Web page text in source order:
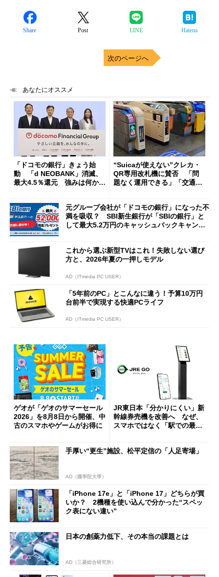
Share Post LINE Hatena
次のページへ
あなたにオススメ
「ドコモの銀行」きょう始
動 「d NEOBANK」消滅、
最大4.5％還元 強みは何か解
“Suicaが使えない”クレカ・
QR専用改札機に賛否 「問
題なく運用できる」「交通系I
元グループ会社が「ドコモの銀行」になった不
満を吸収？ SBI新生銀行が「SBIの銀行」と
して最大5.2万円のキャッシュバックキャンペ
これから選ぶ新型TVはこれ！失敗しない選び
方と、2026年夏の一押しモデル
AD（ITmedia PC USER）
「5年前のPC」とこんなに違う！予算10万円
台前半で実現する快適PCライフ
AD（ITmedia PC USER）
ゲオが「ゲオのサマーセール
2026」を8月8日から開催、中
古のスマホやゲームがお得に
JR東日本「分かりにくい」新
幹線券売機を改善へ なぜ、
スマホではなく「駅での最短
手厚い“更生”施設、松平定信の「人足寄場」
AD（國學院大學）
「iPhone 17e」と「iPhone 17」どちらが買
いか？ 2機種を使い込んで分かった“スペッ
ク表にない違い”
日本の創薬力低下、その本当の課題とは
AD（三菱総合研究所）